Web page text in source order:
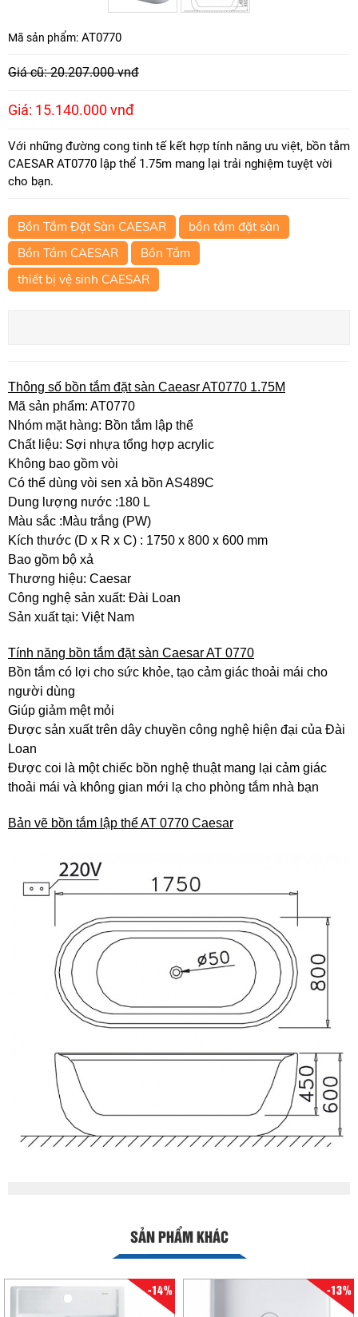
Mã sản phẩm: AT0770
Giá cũ: 20.207.000 vnđ
Giá: 15.140.000 vnđ
Với những đường cong tinh tế kết hợp tính năng ưu việt, bồn tắm
CAESAR AT0770 lập thể 1.75m mang lại trải nghiệm tuyệt vời
cho bạn.
Bồn Tắm Đặt Sàn CAESAR
bồn tắm đặt sàn
Bồn Tắm CAESAR
Bồn Tắm
thiết bị vệ sinh CAESAR
Thông số bồn tắm đặt sàn Caeasr AT0770 1.75M
Mã sản phẩm: AT0770
Nhóm mặt hàng: Bồn tắm lập thể
Chất liệu: Sợi nhựa tổng hợp acrylic
Không bao gồm vòi
Có thể dùng vòi sen xả bồn AS489C
Dung lượng nước :180 L
Màu sắc :Màu trắng (PW)
Kích thước (D x R x C) : 1750 x 800 x 600 mm
Bao gồm bộ xả
Thương hiệu: Caesar
Công nghệ sản xuất: Đài Loan
Sản xuất tại: Việt Nam
Tính năng bồn tắm đặt sàn Caesar AT 0770
Bồn tắm có lợi cho sức khỏe, tạo cảm giác thoải mái cho
người dùng
Giúp giảm mệt mỏi
Được sản xuất trên dây chuyền công nghệ hiện đại của Đài
Loan
Được coi là một chiếc bồn nghệ thuật mang lại cảm giác
thoải mái và không gian mới lạ cho phòng tắm nhà bạn
Bản vẽ bồn tắm lập thể AT 0770 Caesar
SẢN PHẨM KHÁC
-14% -13%